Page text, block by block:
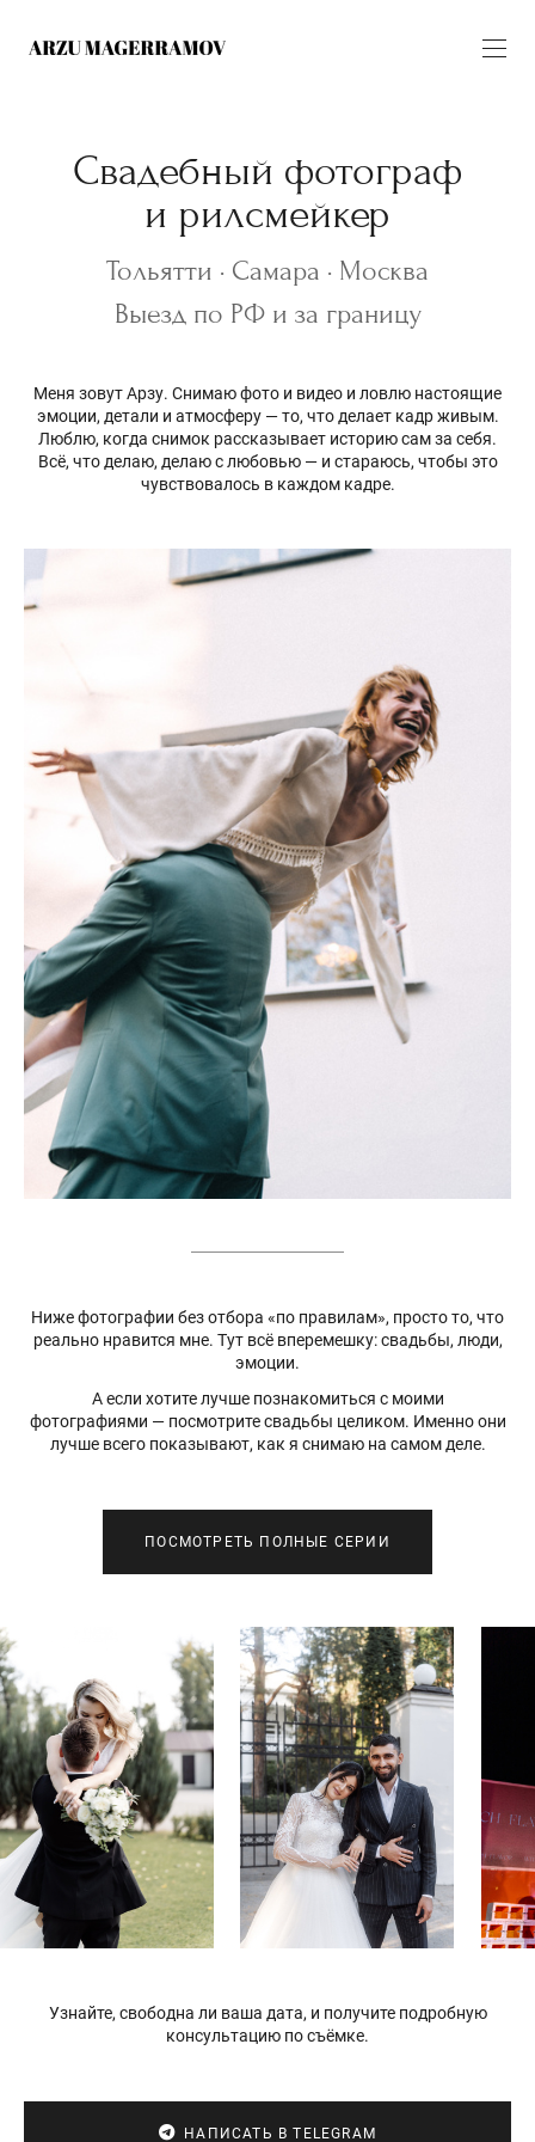
Свадебный фотограф
и рилсмейкер
Тольятти · Самара · Москва
Выезд по РФ и за границу
Меня зовут Арзу. Снимаю фото и видео и ловлю настоящие
эмоции, детали и атмосферу — то, что делает кадр живым.
Люблю, когда снимок рассказывает историю сам за себя.
Всё, что делаю, делаю с любовью — и стараюсь, чтобы это
чувствовалось в каждом кадре.
Ниже фотографии без отбора «по правилам», просто то, что
реально нравится мне. Тут всё вперемешку: свадьбы, люди,
эмоции.
А если хотите лучше познакомиться с моими
фотографиями — посмотрите свадьбы целиком. Именно они
лучше всего показывают, как я снимаю на самом деле.
ПОСМОТРЕТЬ ПОЛНЫЕ СЕРИИ
Узнайте, свободна ли ваша дата, и получите подробную
консультацию по съёмке.
НАПИСАТЬ В TELEGRAM